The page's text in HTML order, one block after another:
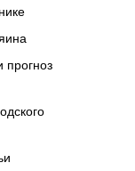
прогноз